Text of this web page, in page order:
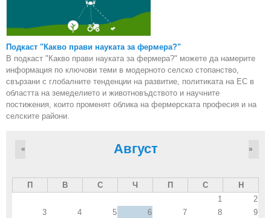
Подкаст "Какво прави науката за фермера?"
В подкаст "Какво прави науката за фермера?" можете да намерите
информация по ключови теми в модерното селско стопанство,
свързани с глобалните тенденции на развитие, политиката на ЕС в
областта на земеделието и животновъдството и научните
постижения, които променят облика на фермерската професия и на
селските райони.
Август
« »
П В С Ч П С
Н
1
2
3
4 5 6 7 8
9